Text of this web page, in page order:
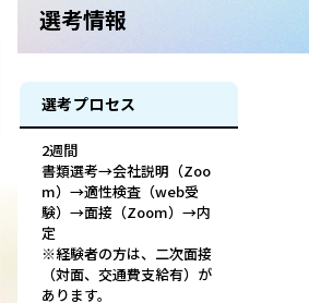
選考情報
選考プロセス
2週間
書類選考→会社説明（Zoo
m）→適性検査（web受
験）→面接（Zoom）→内
定
※経験者の方は、二次面接
（対面、交通費支給有）が
あります。